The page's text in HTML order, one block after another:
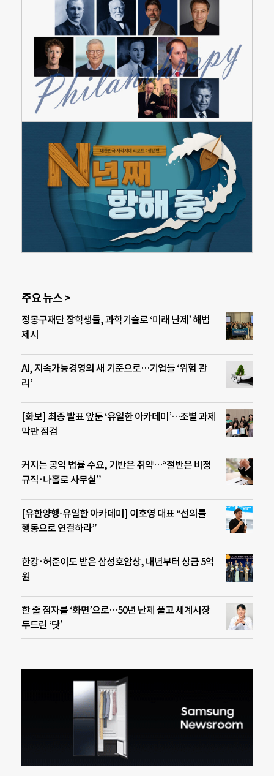
주요 뉴스 >
정몽구재단 장학생들, 과학기술로 ‘미래 난제’ 해법
제시
AI, 지속가능경영의 새 기준으로…기업들 ‘위험 관
리’
[화보] 최종 발표 앞둔 ‘유일한 아카데미’…조별 과제
막판 점검
커지는 공익 법률 수요, 기반은 취약…“절반은 비정
규직·나홀로 사무실”
[유한양행-유일한 아카데미] 이호영 대표 “선의를
행동으로 연결하라”
한강·허준이도 받은 삼성호암상, 내년부터 상금 5억
원
한 줄 점자를 ‘화면’으로…50년 난제 풀고 세계시장
두드린 ‘닷’